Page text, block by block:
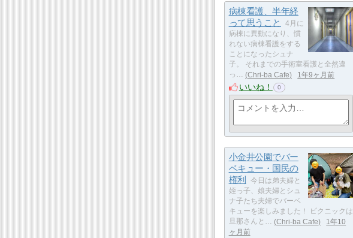
病棟看護、半年経
って思うこと
4月に
病棟に異動になり、慣
れない病棟看護をする
ことになったシュナ
子。 それまでの手術室看護と全然違
っ…
Chri-ba Cafe 1年9ヶ月前
いいね！ 0
小金井公園でバー
ベキュー・国民の
権利
今日は弟夫婦と
姪っ子、娘夫婦とシュ
ナ子たち夫婦でバーベ
キューを楽しみました！ ピクニックは
旦那さんと…
Chri-ba Cafe
1年10
ヶ月前